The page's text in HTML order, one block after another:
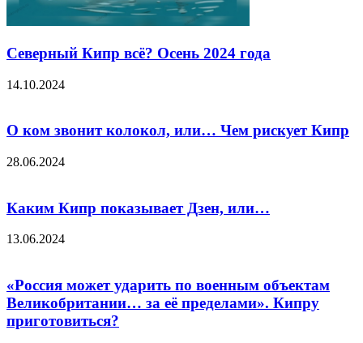
Северный Кипр всё? Осень 2024 года
14.10.2024
О ком звонит колокол, или… Чем рискует Кипр
28.06.2024
Каким Кипр показывает Дзен, или…
13.06.2024
«Россия может ударить по военным объектам
Великобритании… за её пределами». Кипру
приготовиться?